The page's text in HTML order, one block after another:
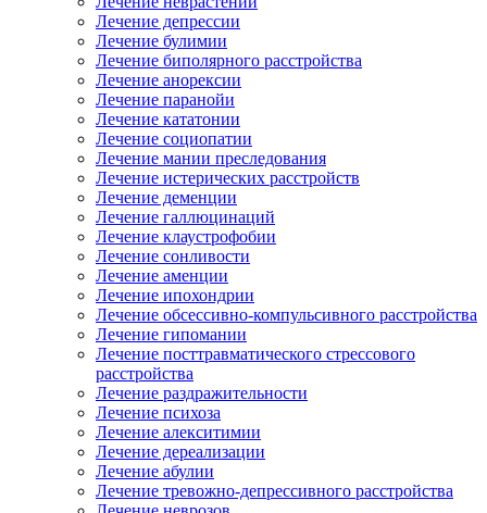
Лечение депрессии
Лечение булимии
Лечение биполярного расстройства
Лечение анорексии
Лечение паранойи
Лечение кататонии
Лечение социопатии
Лечение мании преследования
Лечение истерических расстройств
Лечение деменции
Лечение галлюцинаций
Лечение клаустрофобии
Лечение сонливости
Лечение аменции
Лечение ипохондрии
Лечение обсессивно-компульсивного расстройства
Лечение гипомании
Лечение посттравматического стрессового
расстройства
Лечение раздражительности
Лечение психоза
Лечение алекситимии
Лечение дереализации
Лечение абулии
Лечение тревожно-депрессивного расстройства